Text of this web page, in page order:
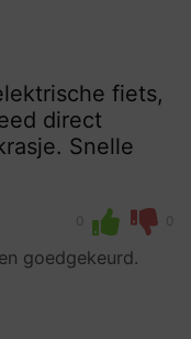
fiets,
direct
Snelle
0 0
goedgekeurd.